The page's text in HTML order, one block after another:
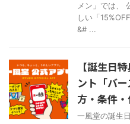
メン」では、
しい「
&# ...
【誕生日
ント「バ
方・条件
一風堂の誕生